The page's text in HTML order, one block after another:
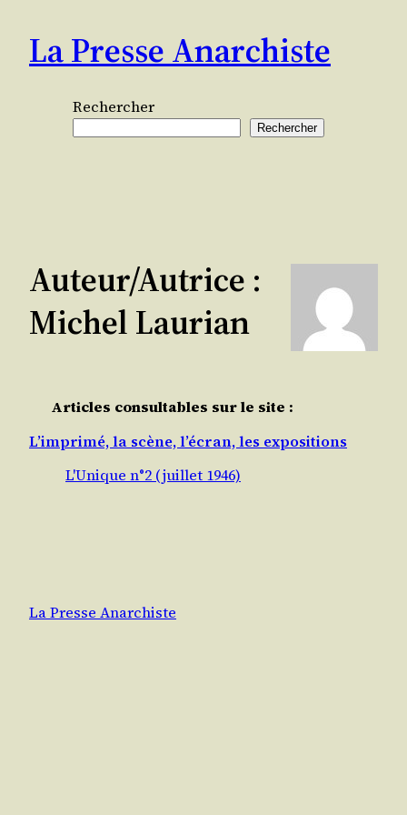
contenu
La Presse Anarchiste
Rechercher
Rechercher
Auteur/autrice :
Michel Laurian
Articles consultables sur le site :
L’imprimé, la scène, l’écran, les expositions
L'Unique n°2 (juillet 1946)
La Presse Anarchiste